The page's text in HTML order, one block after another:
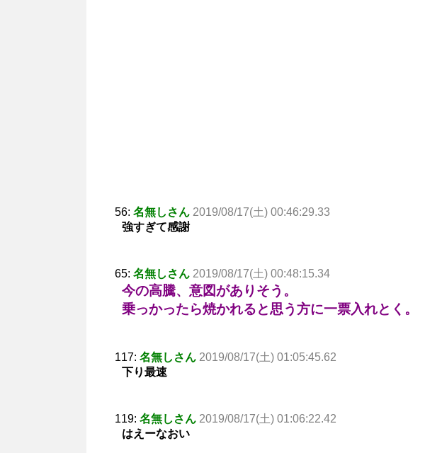
56: 名無しさん 2019/08/17(土) 00:46:29.33
強すぎて感謝
65: 名無しさん 2019/08/17(土) 00:48:15.34
今の高騰、意図がありそう。
乗っかったら焼かれると思う方に一票入れとく。
117: 名無しさん 2019/08/17(土) 01:05:45.62
下り最速
119: 名無しさん 2019/08/17(土) 01:06:22.42
はえーなおい